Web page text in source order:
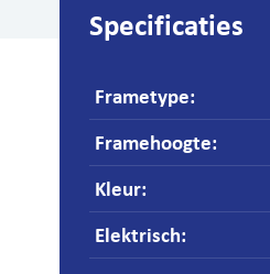
Specificaties
Frametype:
Framehoogte:
Kleur:
Elektrisch: